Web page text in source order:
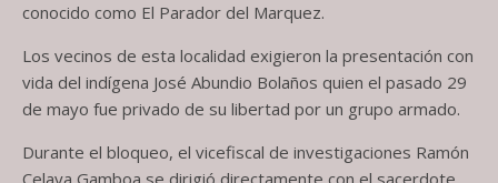
conocido como El Parador del Marquez.
Los vecinos de esta localidad exigieron la presentación con
vida del indígena José Abundio Bolaños quien el pasado 29
de mayo fue privado de su libertad por un grupo armado.
Durante el bloqueo, el vicefiscal de investigaciones Ramón